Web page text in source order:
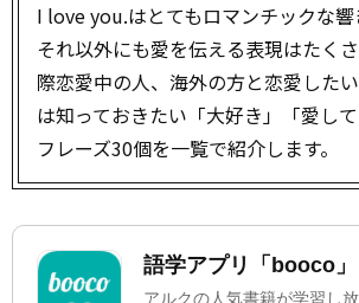
I love you.はとてもロマンチックな響
それ以外にも愛を伝える表現はたく
際恋愛中の人、海外の方と恋愛した
は知っておきたい「大好き」「愛し
フレーズ30個を一覧で紹介します。